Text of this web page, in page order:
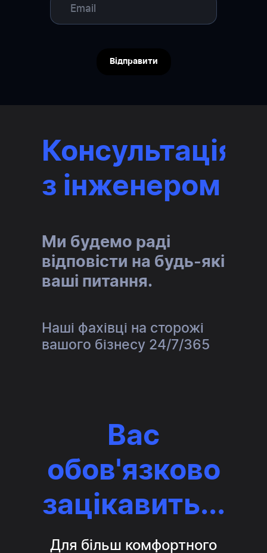
Відправити
Консультація
з інженером
Ми будемо раді
відповісти на будь-які
ваші питання.
Наші фахівці на сторожі
вашого бізнесу 24/7/365
Вас
обов'язково
зацікавить...
Для більш комфортного